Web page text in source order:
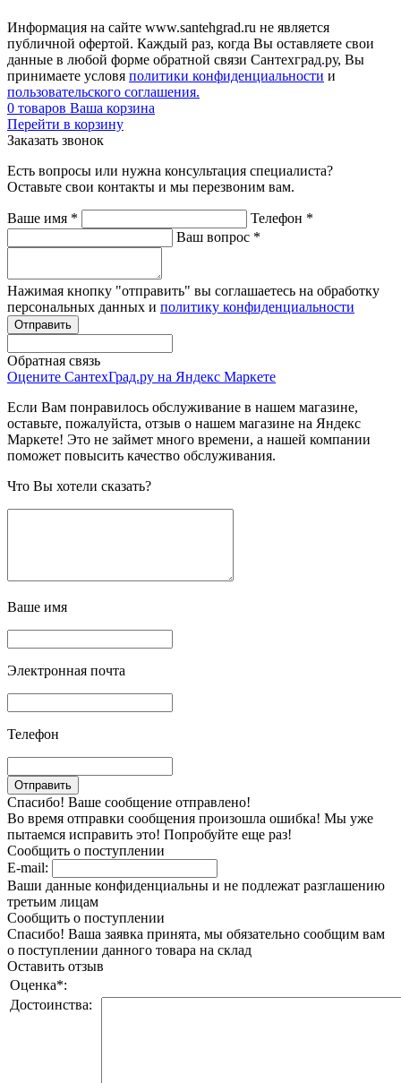
Информация на сайте www.santehgrad.ru не является
публичной офертой. Каждый раз, когда Вы оставляете свои
данные в любой форме обратной связи Сантехград.ру, Вы
принимаете условя политики конфиденциальности и
пользовательского соглашения.
0 товаров Ваша корзина
Перейти в корзину
Заказать звонок
Есть вопросы или нужна консультация специалиста?
Оставьте свои контакты и мы перезвоним вам.
Ваше имя * Телефон *
Ваш вопрос *
Нажимая кнопку "отправить" вы соглашаетесь на обработку
персональных данных и политику конфиденциальности
Обратная связь
Оцените СантехГрад.ру на Яндекс Маркете
Если Вам понравилось обслуживание в нашем магазине,
оставьте, пожалуйста, отзыв о нашем магазине на Яндекс
Маркете! Это не займет много времени, а нашей компании
поможет повысить качество обслуживания.
Что Вы хотели сказать?
Ваше имя
Электронная почта
Телефон
Спасибо! Ваше сообщение отправлено!
Во время отправки сообщения произошла ошибка! Мы уже
пытаемся исправить это! Попробуйте еще раз!
Сообщить о поступлении
E-mail:
Ваши данные конфиденциальны и не подлежат разглашению
третьим лицам
Сообщить о поступлении
Спасибо! Ваша заявка принята, мы обязательно сообщим вам
о поступлении данного товара на склад
Оставить отзыв
Оценка*:
Достоинства: